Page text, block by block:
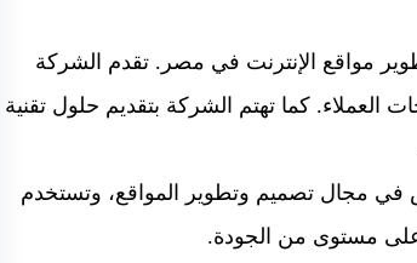
الإنترنت في مصر. تقدم الشركة
العملاء. كما تهتم الشركة بتقديم حلول تقنية
تصميم وتطوير المواقع، وتستخدم
مستوى من الجودة.